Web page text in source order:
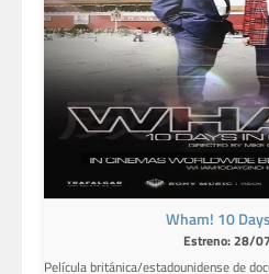
Wham! 10
Estreno: 28/
Película británica/estadounidense de